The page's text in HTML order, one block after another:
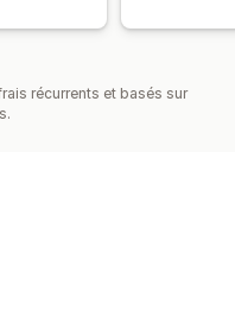
de données
récurrents et basés sur